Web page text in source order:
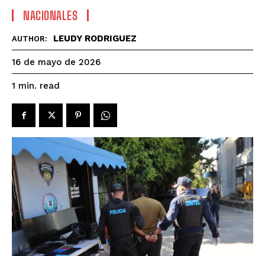
NACIONALES
AUTHOR: LEUDY RODRIGUEZ
16 de mayo de 2026
1 min. read